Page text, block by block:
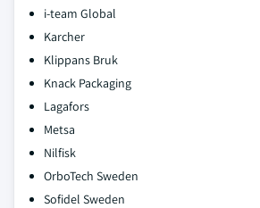
i-team Global
Karcher
Klippans Bruk
Knack Packaging
Lagafors
Metsa
Nilfisk
OrboTech Sweden
Sofidel Sweden